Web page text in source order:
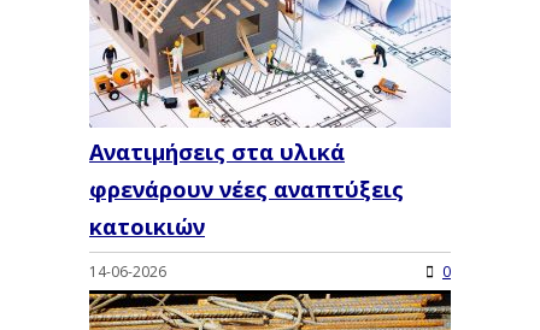
Ανατιμήσεις στα υλικά
φρενάρουν νέες αναπτύξεις
κατοικιών
14-06-2026 0